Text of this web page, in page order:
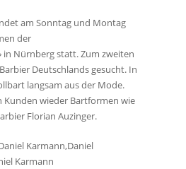
am Sonntag und Montag
der
in Nürnberg statt. Zum zweiten
Deutschlands gesucht. In
langsam aus der Mode.
Kunden wieder Bartformen wie
Florian Auzinger.
Karmann,Daniel
Karmann